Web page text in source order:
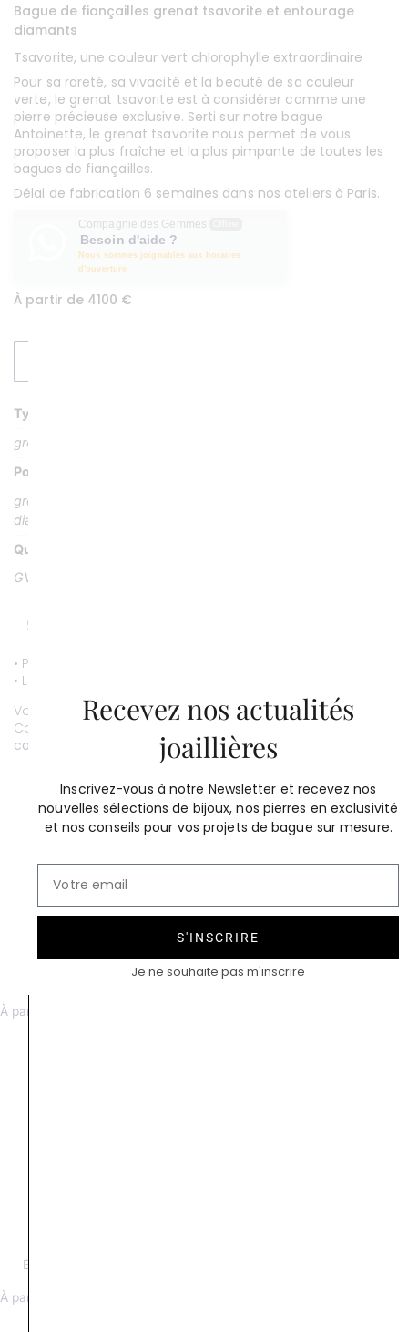
Bague de fiançailles grenat tsavorite et entourage
diamants
Tsavorite, une couleur vert chlorophylle extraordinaire
Pour sa rareté, sa vivacité et la beauté de sa couleur
verte, le grenat tsavorite est à considérer comme une
pierre précieuse exclusive. Serti sur notre bague
Antoinette, le grenat tsavorite nous permet de vous
proposer la plus fraîche et la plus pimpante de toutes les
bagues de fiançailles.
Délai de fabrication 6 semaines dans nos ateliers à Paris.
Compagnie des Gemmes
Besoin d'aide ?
Nous sommes joignables aux horaires
d'ouverture
À partir de 4100 €
Type Pierre
grenat vert et diamants
Poids Pierre
grenat tsavorite: 0, 56 carat; diamants: 0, 24 carat (28
diamants)
Qualité
GVS
• Paiement par CB entièrement sécurisé.
• Livraison gratuite.
Vous souhaitez personnaliser ce bijou ?
Contactez-nous au
contact@compagniedesgemmes.com
À partir de 4800 €
Eugénie Jour de fiançailles
À partir de 4000 €
Recevez nos actualités
joaillières
Inscrivez-vous à notre Newsletter et recevez nos
nouvelles sélections de bijoux, nos pierres en exclusivité
et nos conseils pour vos projets de bague sur mesure.
S'INSCRIRE
Je ne souhaite pas m'inscrire